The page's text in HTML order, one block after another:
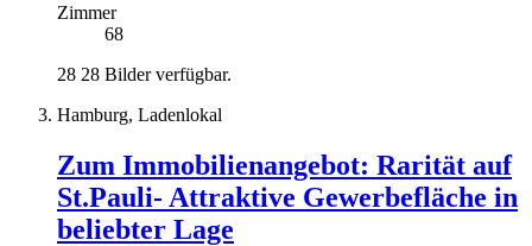
Zimmer
68
28 28 Bilder verfügbar.
Hamburg, Ladenlokal
Zum Immobilienangebot: Rarität auf
St.Pauli- Attraktive Gewerbefläche in
beliebter Lage